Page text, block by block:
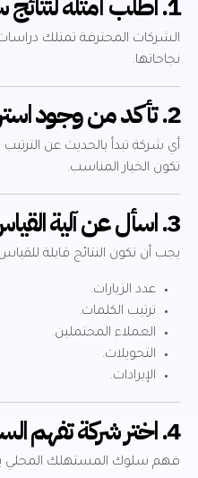
الشركات المحترفة تمتلك
نجاحاتها.
2. تأكد من وجود استراتيجية واضحة
أي شركة تبدأ بالحديث عن
تكون الخيار المناسب.
3. اسأل عن آلية القياس
يجب أن تكون النتائج قابلة
عدد الزيارات.
ترتيب الكلمات.
العملاء المحتملين.
التحويلات.
الإيرادات.
4. اختر شركة تفهم السوق الإماراتي
فهم سلوك المستهلك المحلي